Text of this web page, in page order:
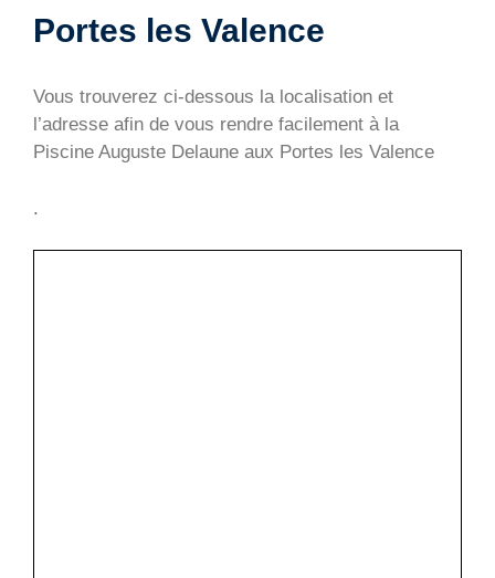
Portes les Valence
Vous trouverez ci-dessous la localisation et
l’adresse afin de vous rendre facilement à la
Piscine Auguste Delaune aux Portes les Valence
.